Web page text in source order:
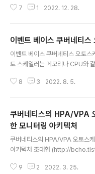
plica 수만 개발/테스트/..
ined resource가 있다. 이런
oller와 Operator는 용어가 종종
분류를 하자면 Controller는
되어 있는 Pre-defined
or는 Stateless applic..
7 1 2022. 12. 28.
이벤트 베이스 쿠버네티
이벤트 베이스 쿠버네티스 오토
토 스케일러는 메모리나 CPU와
는 특정 이벤트에 따라서 자원을
가 높다. KEDA 오픈 소스는
게 통합하여, 거기서 발생하는 이
하게 해준다. https://keda.sh/
8 3 2022. 8. 5.
쿠버네티스의 HPA/VPA
한 모니터링 아키텍처
쿠버네티스의 HPA/VPA 오토스
아키텍처 조대협 (http://
을 판단하는데, 이를 위해서 내부
9 2 2022. 3. 25.